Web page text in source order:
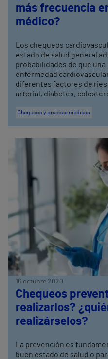
más frecuencia
médico?
Los chequeos
estado de salud general
probabilidades de que
enfermedad
diferentes factores de
arterial, diabetes,
Chequeos y pruebas médicas
16 octubre 2020
Chequeos
realizarlos?
realizárselos?
La prevención es
buen estado de salud o